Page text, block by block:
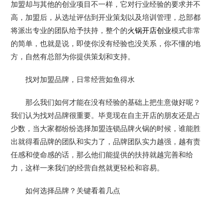
加盟却与其他的创业项目不一样，它对行业经验的要求并不
高，加盟后，从选址评估到开业策划以及培训管理，总部都
将派出专业的团队给予扶持，整个的火锅开店创业模式非常
的简单，也就是说，即使你没有经验也没关系，你不懂的地
方，自然有总部为你提供策划和支持。
找对加盟品牌，日常经营如鱼得水
那么我们如何才能在没有经验的基础上把生意做好呢？
我们认为找对品牌很重要。毕竟现在自主开店的朋友还是占
少数，当大家都纷纷选择加盟连锁品牌火锅的时候，谁能胜
出就得看品牌的团队和实力了，品牌团队实力越强，越有责
任感和使命感的话，那么他们能提供的扶持就越完善和给
力，这样一来我们的经营自然就更轻松和容易。
如何选择品牌？关键看着几点